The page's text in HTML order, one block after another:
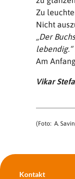
Zu
Nicht
„Der
lebendig.“
Am
Vikar
(Foto: A.
Kontakt